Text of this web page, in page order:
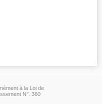
à la Loi de
N°. 360